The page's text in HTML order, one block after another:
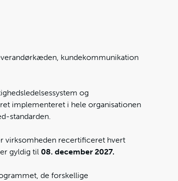
kundekommunikation
og
implementeret i hele organisationen
standarden.
virksomheden recertificeret hvert
gyldig til 08. december 2027.
de forskellige